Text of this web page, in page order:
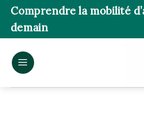
Skip
content
Comprendre la mobilité
demain